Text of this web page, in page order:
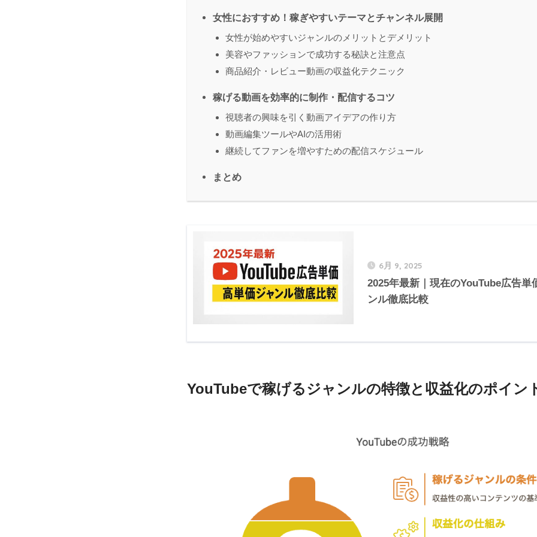
女性におすすめ！稼ぎやすいテーマとチャンネル展開
女性が始めやすいジャンルのメリットとデメリット
美容やファッションで成功する秘訣と注意点
商品紹介・レビュー動画の収益化テクニック
稼げる動画を効率的に制作・配信するコツ
視聴者の興味を引く動画アイデアの作り方
動画編集ツールやAIの活用術
継続してファンを増やすための配信スケジュール
まとめ
6月 9, 2025
2025年最新｜現在のYouTube広告単
ンル徹底比較
YouTubeで稼げるジャンルの特徴と収益化のポイン